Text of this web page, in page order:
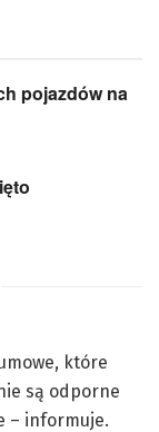
pojazdów na
które
są odporne
– informuje.